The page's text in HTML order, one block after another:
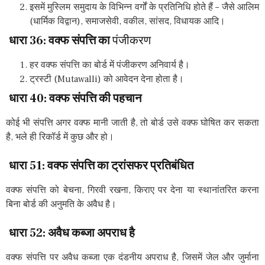
इसमें मुस्लिम समुदाय के विभिन्न वर्गों के प्रतिनिधि होते हैं – जैसे आलिम
(धार्मिक विद्वान), समाजसेवी, वकील, सांसद, विधायक आदि।
धारा 36: वक्फ संपत्ति कापंजीकरण
हर वक्फ संपत्ति का बोर्ड में पंजीकरण अनिवार्य है।
ट्रस्टी (Mutawalli) को आवेदन देना होता है।
धारा 40: वक्फ संपत्ति की पहचान
कोई भी संपत्ति अगर वक्फ मानी जाती है, तो बोर्ड उसे वक्फ घोषित कर सकता
है, भले ही रिकॉर्ड में कुछ और हो।
धारा 51:वक्फसंपत्तिकाट्रांसफरप्रतिबंधित
वक्फ संपत्ति को बेचना, गिरवी रखना, किराए पर देना या स्थानांतरित करना
बिना बोर्ड की अनुमति के अवैध है।
धारा 52:अवैधकब्जाअपराधहै
वक्फ संपत्ति पर अवैध कब्जा एक दंडनीय अपराध है, जिसमें जेल और जुर्माना